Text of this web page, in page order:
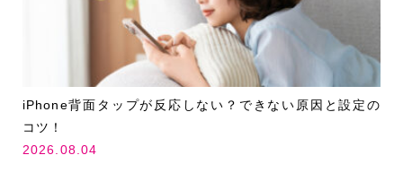
iPhone背面タップが反応しない？できない原因と設定の
コツ！
2026.08.04